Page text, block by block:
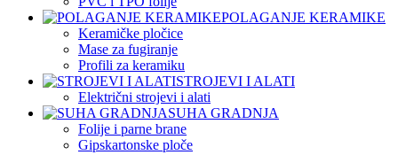
POLAGANJE KERAMIKE
Keramičke pločice
Mase za fugiranje
Profili za keramiku
STROJEVI I ALATI
Električni strojevi i alati
SUHA GRADNJA
Folije i parne brane
Gipskartonske ploče